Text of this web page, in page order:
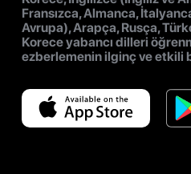
Fransızca, Almanca,
Avrupa), Arapça, Rusça,
Korece yabancı dilleri
ezberlemenin ilginç ve etkili